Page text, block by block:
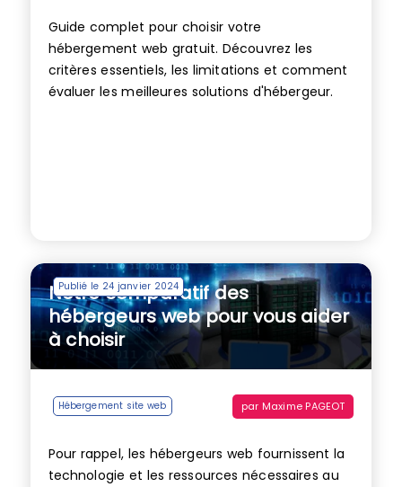
Guide complet pour choisir votre
hébergement web gratuit. Découvrez les
critères essentiels, les limitations et comment
évaluer les meilleures solutions d'hébergeur.
Publié le 24 janvier 2024
Notre comparatif des
hébergeurs web pour vous aider
à choisir
Hébergement site web par Maxime PAGEOT
Pour rappel, les hébergeurs web fournissent la
technologie et les ressources nécessaires au